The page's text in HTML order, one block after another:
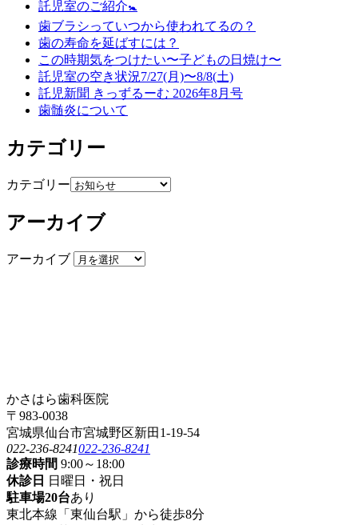
託児室のご紹介🚼
歯ブラシっていつから使われてるの？
歯の寿命を延ばすには？
この時期気をつけたい〜子どもの日焼け〜
託児室の空き状況7/27(月)〜8/8(土)
託児新聞 きっずるーむ 2026年8月号
歯髄炎について
カテゴリー
カテゴリー
アーカイブ
アーカイブ
かさはら歯科医院
〒983-0038
宮城県仙台市宮城野区新田1-19-54
022-236-8241022-236-8241
診療時間 9:00～18:00
休診日
日曜日・祝日
駐車場20台あり
東北本線「東仙台駅」から徒歩8分